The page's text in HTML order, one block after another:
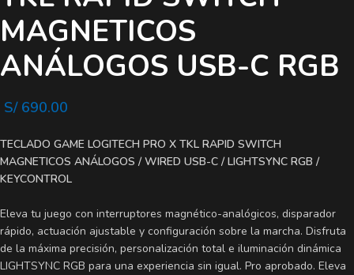
MAGNETICOS
ANÁLOGOS USB-C RGB
S/690.00
TECLADO GAME LOGITECH PRO X TKL RAPID SWITCH
MAGNETICOS ANÁLOGOS / WIRED USB-C / LIGHTSYNC RGB /
KEYCONTROL
Eleva tu juego con interruptores magnético-analógicos, disparador
rápido, actuación ajustable y configuración sobre la marcha. Disfruta
de la máxima precisión, personalización total e iluminación dinámica
LIGHTSYNC RGB para una experiencia sin igual. Pro aprobado. Eleva